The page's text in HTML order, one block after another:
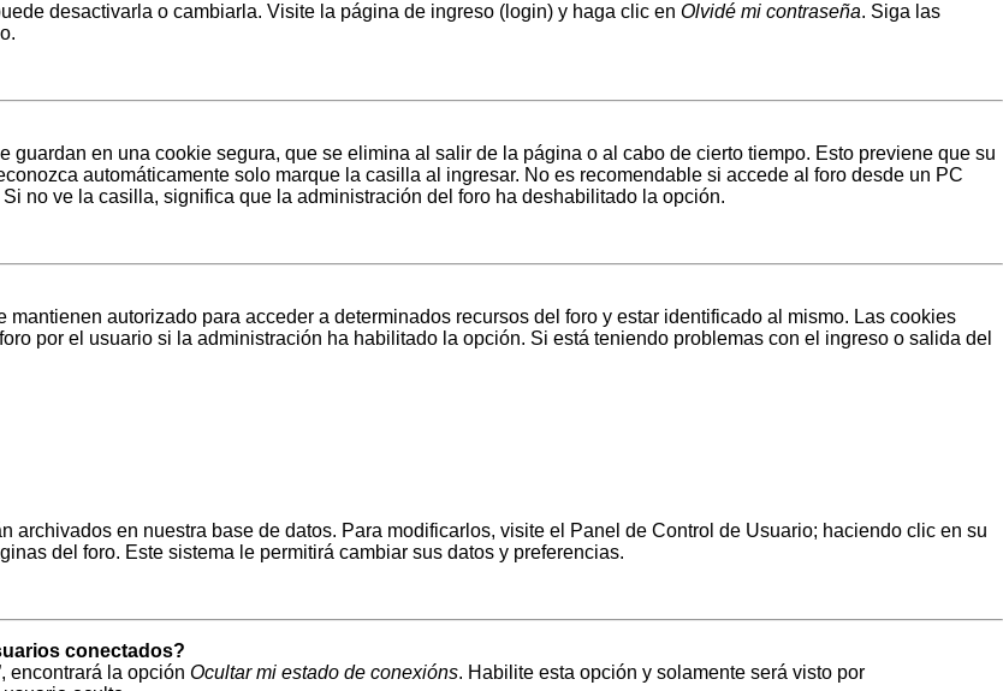
desactivarla o cambiarla. Visite la página de ingreso (login) y haga clic en Olvidé mi contraseña. Siga las
guardan en una cookie segura, que se elimina al salir de la página o al cabo de cierto tiempo. Esto previene que su
automáticamente solo marque la casilla al ingresar. No es recomendable si accede al foro desde un PC
no ve la casilla, significa que la administración del foro ha deshabilitado la opción.
autorizado para acceder a determinados recursos del foro y estar identificado al mismo. Las cookies
por el usuario si la administración ha habilitado la opción. Si está teniendo problemas con el ingreso o salida del
archivados en nuestra base de datos. Para modificarlos, visite el Panel de Control de Usuario; haciendo clic en su
del foro. Este sistema le permitirá cambiar sus datos y preferencias.
conectados?
encontrará la opción Ocultar mi estado de conexións. Habilite esta opción y solamente será visto por